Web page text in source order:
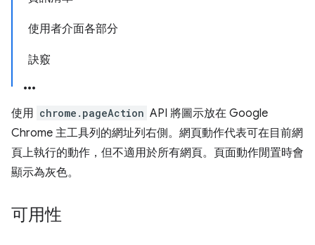
使用者介面各部分
訣竅
使用 chrome.pageAction API 將圖示放在 Google
Chrome 主工具列的網址列右側。網頁動作代表可在目前網
頁上執行的動作，但不適用於所有網頁。頁面動作閒置時會
顯示為灰色。
可用性